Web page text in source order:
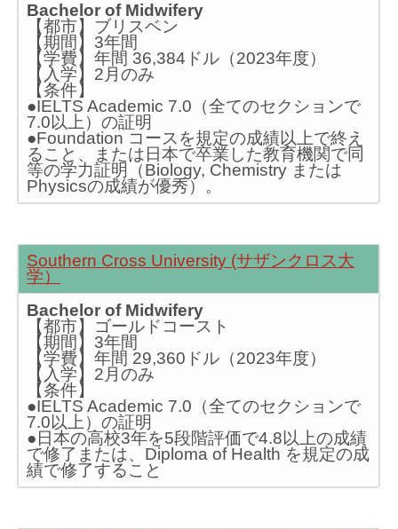
Bachelor of Midwifery
【都市】ブリスベン
【期間】3年間
【学費】年間 36,384ドル（2023年度）
【入学】2月のみ
【条件】
●IELTS Academic 7.0（全てのセクションで
7.0以上）の証明
●Foundation コースを規定の成績以上で終え
ること、または日本で卒業した教育機関で同
等の学力証明（Biology, Chemistry または
Physicsの成績が優秀）。
Southern Cross University (サザンクロス大
学）
Bachelor of Midwifery
【都市】ゴールドコースト
【期間】3年間
【学費】年間 29,360ドル（2023年度）
【入学】2月のみ
【条件】
●IELTS Academic 7.0（全てのセクションで
7.0以上）の証明
●日本の高校3年を5段階評価で4.8以上の成績
で修了または、Diploma of Health を規定の成
績で修了すること